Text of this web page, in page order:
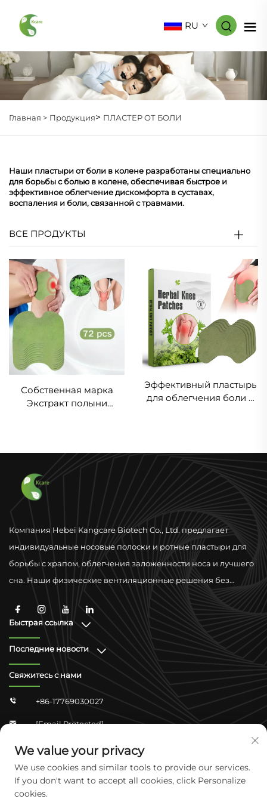
RU
Главная > Продукция> ПЛАСТЕР ОТ БОЛИ
Наши пластыри от боли в колене разработаны специально
для борьбы с болью в колене, обеспечивая быстрое и
эффективное облегчение дискомфорта в суставах,
воспаления и боли, связанной с травмами.
ВСЕ ПРОДУКТЫ
Собственная марка
Экстракт полыни
плечах
пластырь
Эффективный пластырь
для облегчения боли и
здоровья
Компания Hebei Kangcare Biotech Co., Ltd. предлагает
индивидуальные носовые полоски и ротные пластыри для
борьбы с храпом, облегчения заложенности носа и лучшего
сна. Наши физические вентиляционные решения без
использованием материалов премиум-класса и поддержкой
глобального соответствия стандартам.
Быстрая ссылка
Последние новости
Свяжитесь с нами
 +86-17769030027
 [email Protected]
Zhongshan Shangjun 4-304, Юхуа Дистрикт,
Шijiazhuang, Хэбэй, Китай
We value your privacy
We use cookies and similar tools to provide our services.
If you don't want to accept all cookies, click Personalize
cookies.